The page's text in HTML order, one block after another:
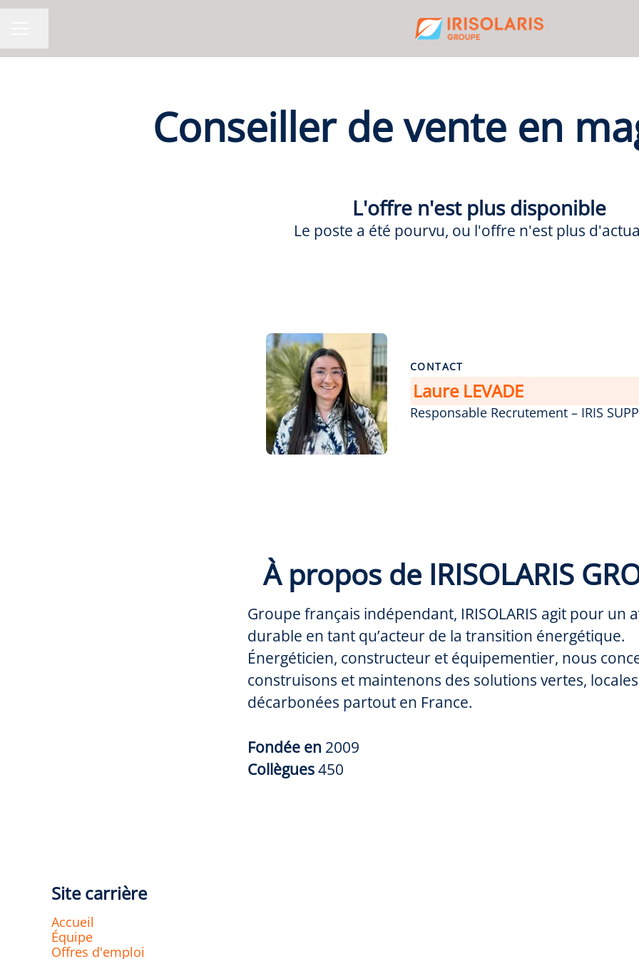
Conseiller de vente en
L'offre n'est plus disponible
Le poste a été pourvu, ou l'offre n'est plus
CONTACT
Laure LEVADE
Responsable Recrutement – IRIS
À propos de IRISOLARIS
Groupe français indépendant, IRISOLARIS agit pour un
durable en tant qu’acteur de la transition énergétique.
Énergéticien, constructeur et équipementier, nous
construisons et maintenons des solutions vertes,
décarbonées partout en France.
Fondée en 2009
Collègues450
Site carrière
Accueil
Équipe
Offres d'emploi